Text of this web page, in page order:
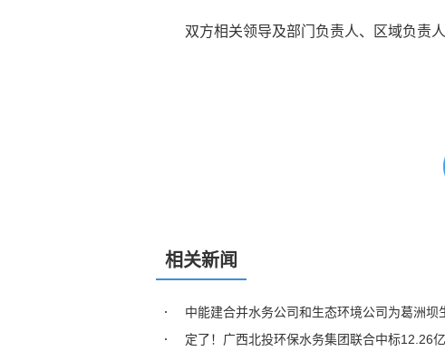
双方相关领导及部门负责人、区域负责人
相关新闻
中能建合并水务公司和生态环境公司为葛洲坝
定了！广西北投环保水务集团联合中标12.26